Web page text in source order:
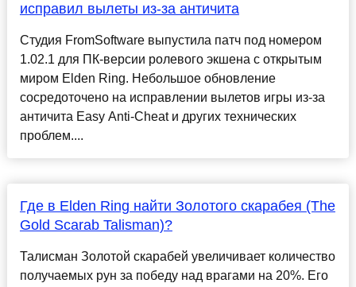
исправил вылеты из-за античита
Студия FromSoftware выпустила патч под номером
1.02.1 для ПК-версии ролевого экшена с открытым
миром Elden Ring. Небольшое обновление
сосредоточено на исправлении вылетов игры из-за
античита Easy Anti-Cheat и других технических
проблем....
Где в Elden Ring найти Золотого скарабея (The
Gold Scarab Talisman)?
Талисман Золотой скарабей увеличивает количество
получаемых рун за победу над врагами на 20%. Его